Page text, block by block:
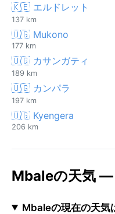
🇰🇪 エルドレット
137 km
🇺🇬 Mukono
177 km
🇺🇬 カサンガティ
189 km
🇺🇬 カンパラ
197 km
🇺🇬 Kyengera
206 km
Mbaleの天気 —
Mbaleの現在の天気